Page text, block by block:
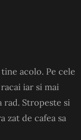
acolo. Pe cele
iar si mai
rad. Stropeste si
zat de cafea sa